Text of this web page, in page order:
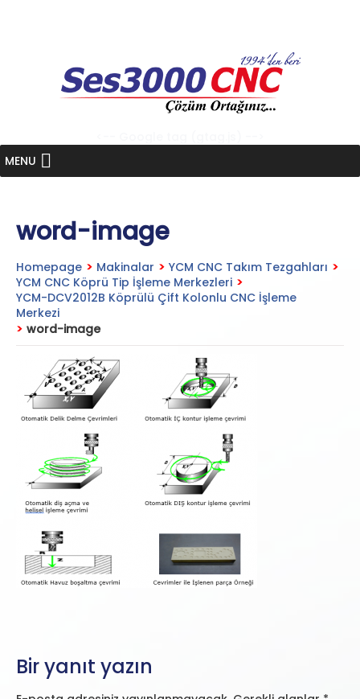
content
MENU
word-image
Homepage > Makinalar > YCM CNC Takım Tezgahları >
YCM CNC Köprü Tip İşleme Merkezleri >
YCM-DCV2012B Köprülü Çift Kolonlu CNC İşleme
Merkezi
> word-image
Bir yanıt yazın